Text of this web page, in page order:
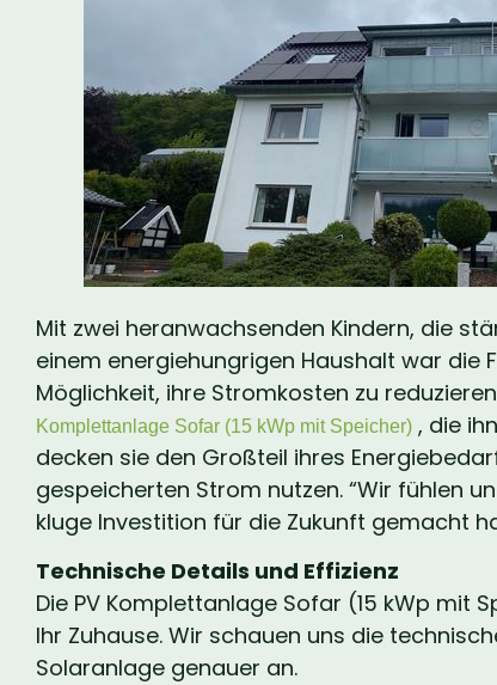
Mit zwei heranwachsenden Kindern, die
einem energiehungrigen Haushalt war die
Möglichkeit, ihre Stromkosten zu
Komplettanlage Sofar (15 kWp mit Speicher) , die
decken sie den Großteil ihres
gespeicherten Strom nutzen. “Wir fühlen
kluge Investition für die Zukunft gemacht
Technische Details und Effizienz
Die PV Komplettanlage Sofar (15 kWp mit
Ihr Zuhause. Wir schauen uns die
Solaranlage genauer an.